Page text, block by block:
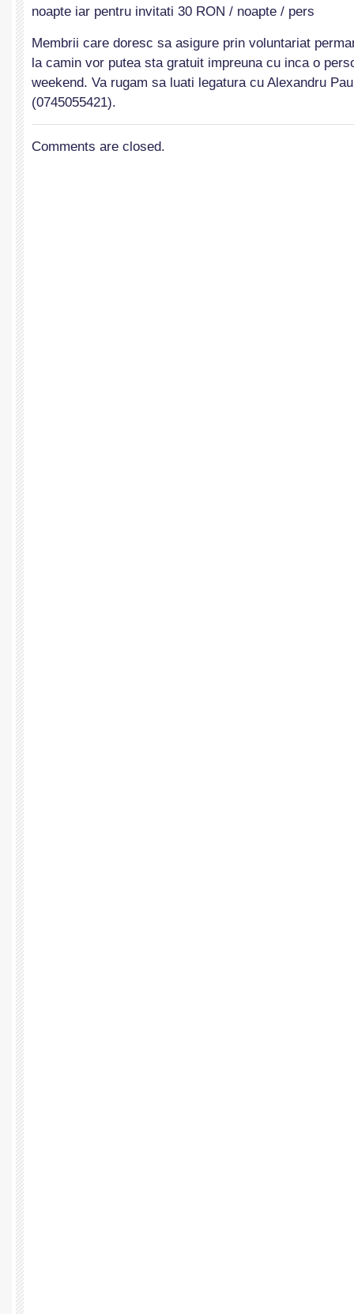
noapte iar pentru invitati 30 RON / noapte / pers
Membrii care doresc sa asigure prin voluntariat
la camin vor putea sta gratuit impreuna cu inca o
weekend. Va rugam sa luati legatura cu Alexandru
(0745055421).
Comments are closed.